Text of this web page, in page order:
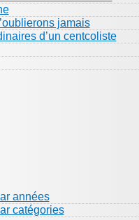
jamais
d’un centcoliste
années
catégories